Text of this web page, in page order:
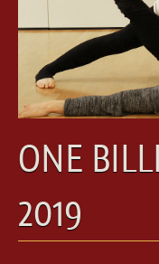
Veranstaltungen
Emotion Pur
Meisterschaften
Projekte
Vorstellungen
Workshops
Galerie
Kontakt
Videos
ONE
2019